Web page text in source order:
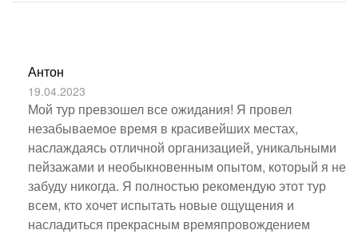
Антон
19.04.2023
Мой тур превзошел все ожидания! Я провел
незабываемое время в красивейших местах,
наслаждаясь отличной организацией, уникальными
пейзажами и необыкновенным опытом, который я не
забуду никогда. Я полностью рекомендую этот тур
всем, кто хочет испытать новые ощущения и
насладиться прекрасным времяпровождением